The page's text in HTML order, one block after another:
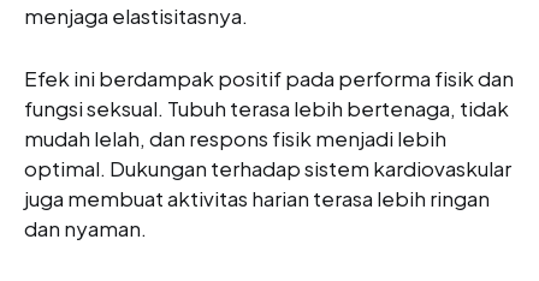
menjaga elastisitasnya.
Efek ini berdampak positif pada performa fisik dan
fungsi seksual. Tubuh terasa lebih bertenaga, tidak
mudah lelah, dan respons fisik menjadi lebih
optimal. Dukungan terhadap sistem kardiovaskular
juga membuat aktivitas harian terasa lebih ringan
dan nyaman.